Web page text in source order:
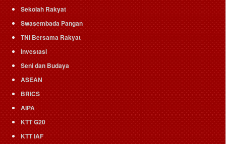
Sekolah Rakyat
Swasembada Pangan
TNI Bersama Rakyat
Investasi
Seni dan Budaya
ASEAN
BRICS
AIPA
KTT G20
KTT IAF